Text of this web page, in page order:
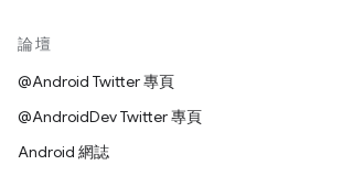
論壇
@Android Twitter 專頁
@AndroidDev Twitter 專頁
Android 網誌